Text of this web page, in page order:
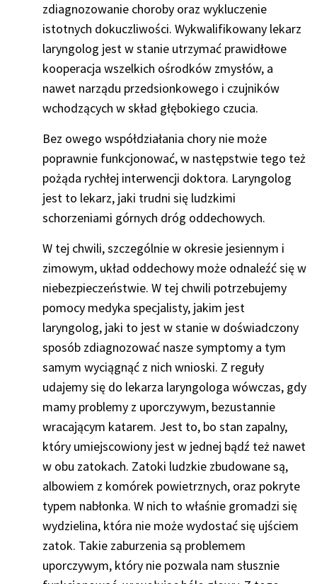
zdiagnozowanie choroby oraz wykluczenie
istotnych dokuczliwości. Wykwalifikowany lekarz
laryngolog jest w stanie utrzymać prawidłowe
kooperacja wszelkich ośrodków zmysłów, a
nawet narządu przedsionkowego i czujników
wchodzących w skład głębokiego czucia.
Bez owego współdziałania chory nie może
poprawnie funkcjonować, w następstwie tego też
pożąda rychłej interwencji doktora. Laryngolog
jest to lekarz, jaki trudni się ludzkimi
schorzeniami górnych dróg oddechowych.
W tej chwili, szczególnie w okresie jesiennym i
zimowym, układ oddechowy może odnaleźć się w
niebezpieczeństwie. W tej chwili potrzebujemy
pomocy medyka specjalisty, jakim jest
laryngolog, jaki to jest w stanie w doświadczony
sposób zdiagnozować nasze symptomy a tym
samym wyciągnąć z nich wnioski. Z reguły
udajemy się do lekarza laryngologa wówczas, gdy
mamy problemy z uporczywym, bezustannie
wracającym katarem. Jest to, bo stan zapalny,
który umiejscowiony jest w jednej bądź też nawet
w obu zatokach. Zatoki ludzkie zbudowane są,
albowiem z komórek powietrznych, oraz pokryte
typem nabłonka. W nich to właśnie gromadzi się
wydzielina, która nie może wydostać się ujściem
zatok. Takie zaburzenia są problemem
uporczywym, który nie pozwala nam słusznie